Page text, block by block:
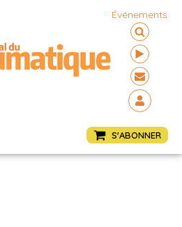
Événements
S'ABONNER